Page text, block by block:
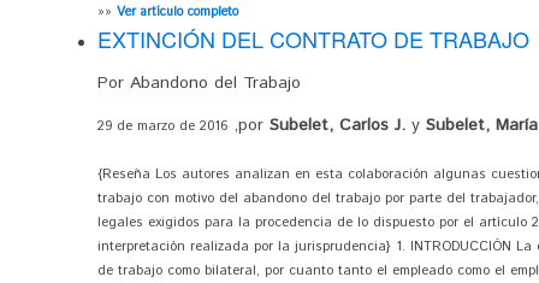
»» Ver artículo completo
EXTINCIÓN DEL CONTRATO DE TRABAJO
Por Abandono del Trabajo
29 de marzo de 2016 ,por Subelet, Carlos J. y Subelet,
{Reseña Los autores analizan en esta colaboración algunas
trabajo con motivo del abandono del trabajo por parte del
legales exigidos para la procedencia de lo dispuesto por el artículo
interpretación realizada por la jurisprudencia} 1. INTRODUCCIÓN
de trabajo como bilateral, por cuanto tanto el empleado como el